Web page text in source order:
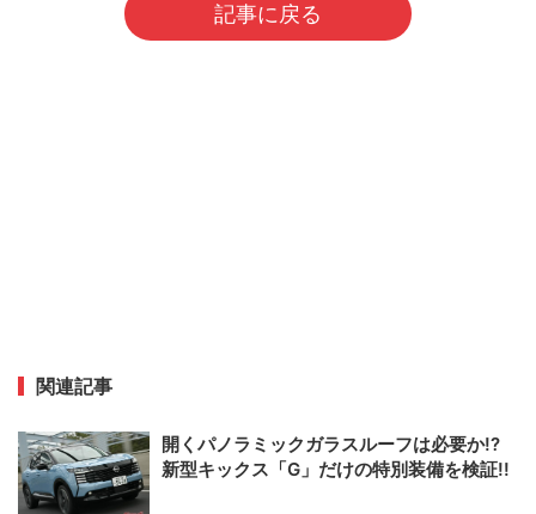
記事に戻る
関連記事
開くパノラミックガラスルーフは必要か!?
新型キックス「G」だけの特別装備を検証!!